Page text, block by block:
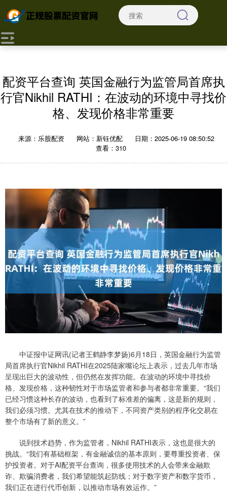
配资平台查询 英国金融行为监管局首席执
行官Nikhil RATHI：在波动的环境中寻找价
格、发现价格非常重要
来源：乐股配资 网站：新钰优配
日期：2025-06-19 08:50:52
查看：310
中证报中证网讯(记者王鹤静李梦扬)6月18日，英国金融行为监管
局首席执行官Nikhil RATHI在2025陆家嘴论坛上表示，过去几年市场
呈现出巨大的波动性，但仍然在发挥功能。在波动的环境中寻找价
格、发现价格，这种韧性对于市场监管者和参与者都非常重要。“我们
已经习惯这种长存的波动，也看到了标准差的偏离，这是新的规则，
我们必须习惯。尤其在技术的推动下，不同资产类别的程序化交易在
整个市场有了新的意义。”
说到技术趋势，作为监管者，Nikhil RATHI表示，这也是很大的
挑战。“我们有基础框架，有金融诚信的基本原则，要尊重投资者、保
护投资者。对于AI配资平台查询，很多使用技术的人会带来金融欺
诈、欺骗消费者，我们希望能筑起防线；对于数字资产和数字货币，
我们正在进行代币创新，以推动市场有效运作。”